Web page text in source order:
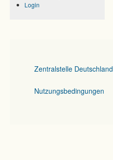
Login
Zentralstelle Deutschland
Nutzungsbedingungen